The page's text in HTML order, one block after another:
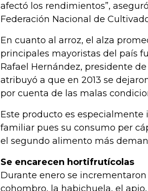
afectó los rendimientos”,
Federación Nacional de
En cuanto al arroz, el alza
principales mayoristas del país
Rafael Hernández, presidente
atribuyó a que en 2013 se
por cuenta de las malas
Este producto es
familiar pues su consumo per
el segundo alimento más
Se encarecen hortifrutícolas
Durante enero se
cohombro, la habichuela, el